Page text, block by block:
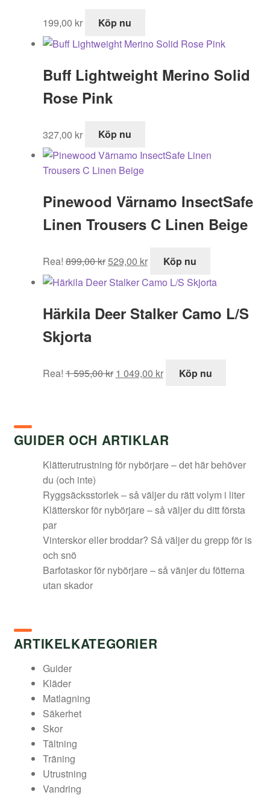
199,00 kr Köp nu
Buff Lightweight Merino Solid
Rose Pink
327,00 kr Köp nu
Pinewood Värnamo InsectSafe
Linen Trousers C Linen Beige
Rea! 899,00kr
ursprungliga
priset
899,00 kr.
529,00 kr
nuvarande
priset
529,00 kr.
Köp nu
Härkila Deer Stalker Camo L/S
Skjorta
Rea! 1 595,00kr
ursprungliga
595,00 kr.
1 049,00 kr
nuvarande
049,00 kr.
Köp nu
GUIDER OCH ARTIKLAR
Klätterutrustning för nybörjare – det här behöver
du (och inte)
Ryggsäcksstorlek – så väljer du rätt volym i liter
Klätterskor för nybörjare – så väljer du ditt första
par
Vinterskor eller broddar? Så väljer du grepp för is
och snö
Barfotaskor för nybörjare – så vänjer du fötterna
utan skador
ARTIKELKATEGORIER
Guider
Kläder
Matlagning
Säkerhet
Skor
Tältning
Träning
Utrustning
Vandring